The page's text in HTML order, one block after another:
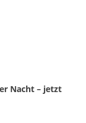
Nacht – jetzt